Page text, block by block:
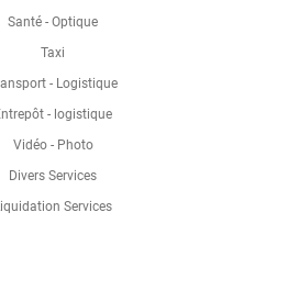
Santé - Optique
Taxi
- Logistique
- logistique
Vidéo - Photo
Divers Services
Services